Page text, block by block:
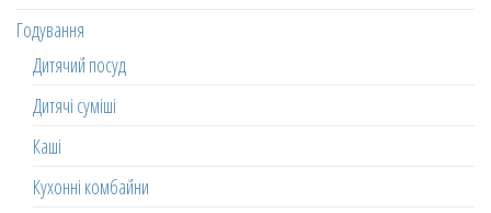
Годування
Дитячий посуд
Дитячі суміші
Каші
Кухонні комбайни